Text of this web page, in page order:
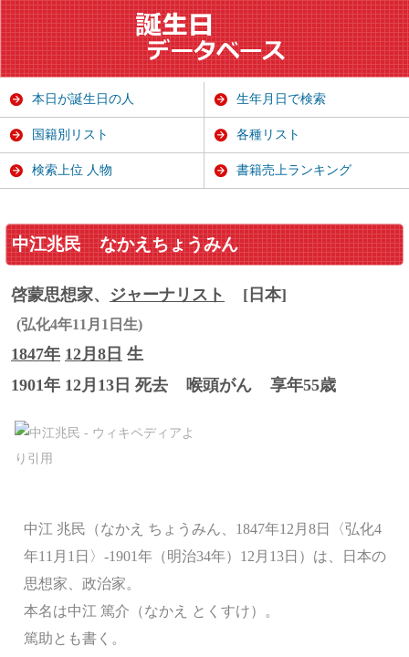
中江兆民 なかえちょうみん
啓蒙思想家、 ジャーナリスト [日本]
(弘化4年11月1日生)
1847年 12月8日 生
1901年 12月13日 死去
喉頭がん 享年55歳
中江 兆民（なかえ ちょうみん、1847年12月8日〈弘化4
年11月1日〉-1901年（明治34年）12月13日）は、日本の
思想家、政治家。
本名は中江 篤介（なかえ とくすけ）。
篤助とも書く。
本日が誕生日の人 生年月日で検索
国籍別リスト 各種リスト
検索上位 人物 書籍売上ランキング